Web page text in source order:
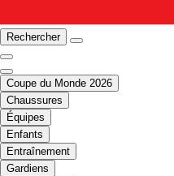
Rechercher
Coupe du Monde 2026
Chaussures
Équipes
Enfants
Entraînement
Gardiens